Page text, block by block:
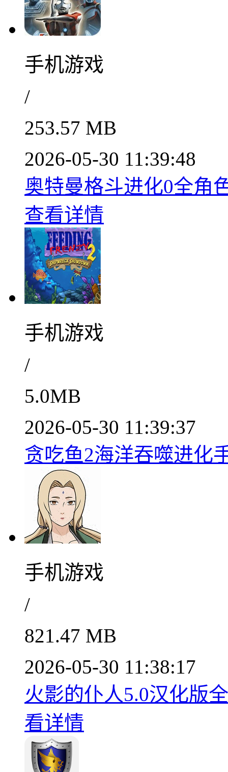
手机游戏
/
253.57 MB
2026-05-30 11:39:48
奥特曼格斗进化0全角
查看详情
手机游戏
/
5.0MB
2026-05-30 11:39:37
贪吃鱼2海洋吞噬进化
手机游戏
/
821.47 MB
2026-05-30 11:38:17
火影的仆人5.0汉化版
看详情